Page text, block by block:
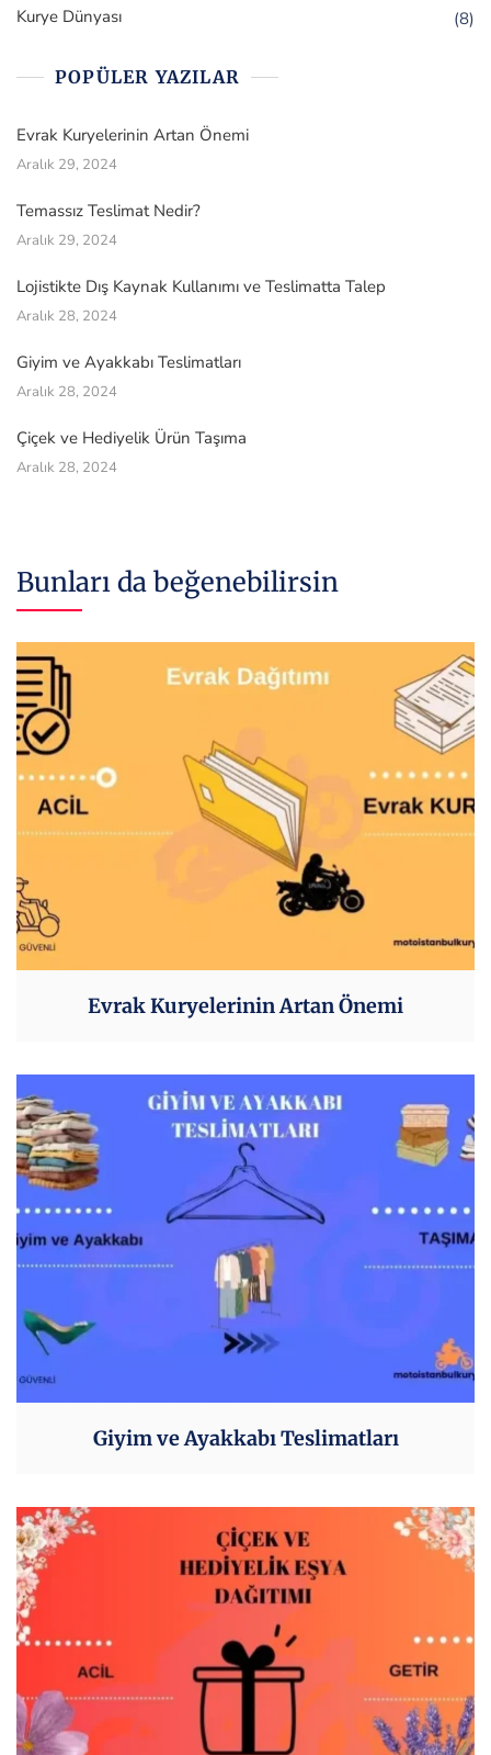
Kurye Dünyası (8)
POPÜLER YAZILAR
Evrak Kuryelerinin Artan Önemi
Aralık 29, 2024
Temassız Teslimat Nedir?
Aralık 29, 2024
Lojistikte Dış Kaynak Kullanımı ve Teslimatta Talep
Aralık 28, 2024
Giyim ve Ayakkabı Teslimatları
Aralık 28, 2024
Çiçek ve Hediyelik Ürün Taşıma
Aralık 28, 2024
Bunları da beğenebilirsin
Evrak Kuryelerinin Artan Önemi
Giyim ve Ayakkabı Teslimatları